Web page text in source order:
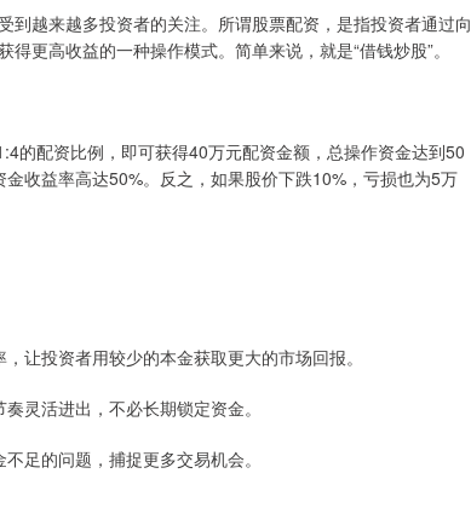
越来越多投资者的关注。所谓股票配资，是指投资者通过向
更高收益的一种操作模式。简单来说，就是“借钱炒股”。
的配资比例，即可获得40万元配资金额，总操作资金达到50
收益率高达50%。反之，如果股价下跌10%，亏损也为5万
让投资者用较少的本金获取更大的市场回报。
灵活进出，不必长期锁定资金。
足的问题，捕捉更多交易机会。